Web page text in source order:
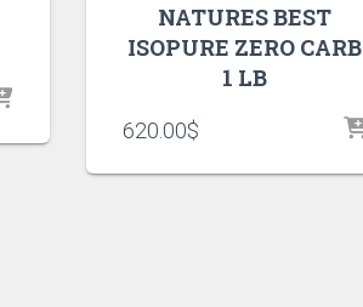
NATURES BEST
ISOPURE ZERO CARB
1 LB
620.00$